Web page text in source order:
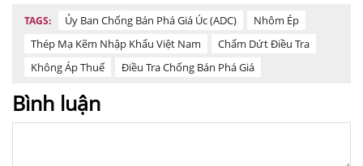
TAGS: Ủy Ban Chống Bán Phá Giá Úc (ADC)
Nhôm Ép
Thép Mạ Kẽm Nhập Khẩu Việt Nam
Chấm Dứt Điều Tra
Không Áp Thuế
Điều Tra Chống Bán Phá Giá
Bình luận